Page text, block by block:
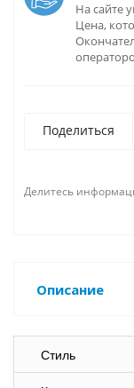
На сайте
Цена,
Поделиться
Делитесь
Описание
Стиль